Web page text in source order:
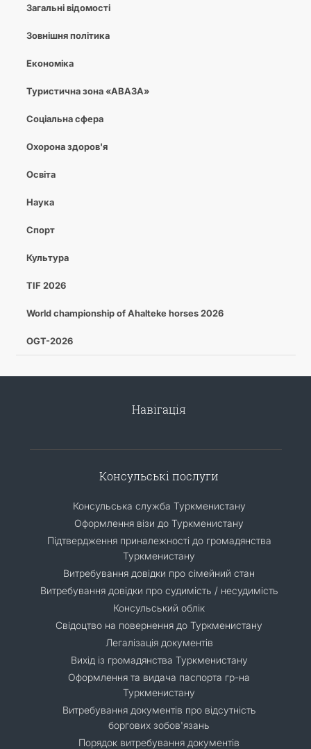
Загальні відомості
Зовнішня політика
Економіка
Туристична зона «АВАЗА»
Соціальна сфера
Охорона здоров'я
Освіта
Наука
Спорт
Культура
TIF 2026
World championship of Ahalteke horses 2026
OGT-2026
Навігація
Консульські послуги
Консульська служба Туркменистану
Оформлення візи до Туркменистану
Підтвердження приналежності до громадянства
Туркменистану
Витребування довідки про сімейний стан
Витребування довідки про судимість / несудимість
Консульський облік
Свідоцтво на повернення до Туркменистану
Легалізація документів
Вихід із громадянства Туркменистану
Оформлення та видача паспорта гр-на
Туркменистану
Витребування документів про відсутність
боргових зобов'язань
Порядок витребування документів